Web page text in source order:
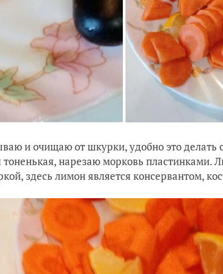
и очищаю от шкурки, удобно это делать
нарезаю морковь
здесь лимон является консервантом,